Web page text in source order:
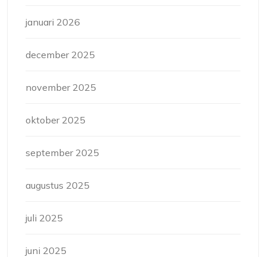
januari 2026
december 2025
november 2025
oktober 2025
september 2025
augustus 2025
juli 2025
juni 2025